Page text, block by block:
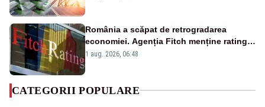
România a scăpat de retrogradarea
economiei. Agenția Fitch menține ratingul
„BBB-” cu perspectivă negativă
1 aug. 2026, 06:48
CATEGORII POPULARE